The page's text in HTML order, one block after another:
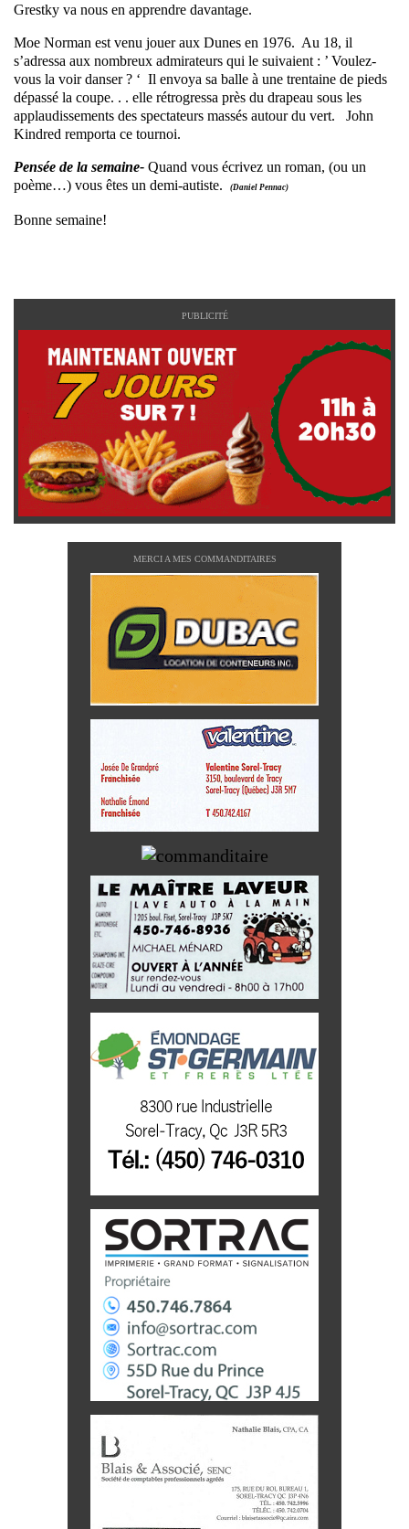
Grestky va nous en apprendre davantage.
Moe Norman est venu jouer aux Dunes en 1976. Au 18, il
s’adressa aux nombreux admirateurs qui le suivaient : ’ Voulez-
vous la voir danser ? ‘ Il envoya sa balle à une trentaine de pieds
dépassé la coupe. . . elle rétrogressa près du drapeau sous les
applaudissements des spectateurs massés autour du vert. John
Kindred remporta ce tournoi.
Pensée de la semaine- Quand vous écrivez un roman, (ou un
poème…) vous êtes un demi-autiste.
(Daniel Pennac)
Bonne semaine!
PUBLICITÉ
MERCI A MES COMMANDITAIRES